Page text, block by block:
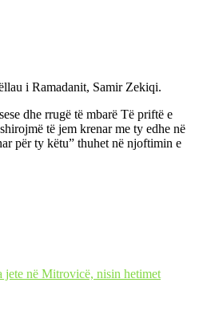
i Ramadanit, Samir Zekiqi.
dhe rrugë të mbarë Të priftë e
të jem krenar me ty edhe në
për ty këtu” thuhet në njoftimin e